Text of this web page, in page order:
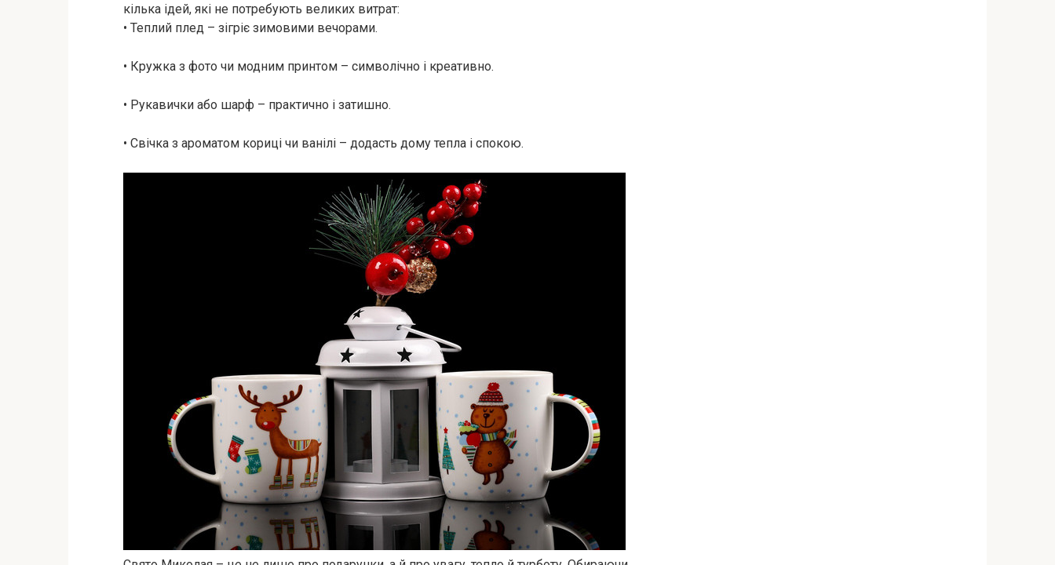
кілька ідей, які не потребують великих витрат:
• Теплий плед – зігріє зимовими вечорами.
• Кружка з фото чи модним принтом – символічно і креативно.
• Рукавички або шарф – практично і затишно.
• Свічка з ароматом кориці чи ванілі – додасть дому тепла і спокою.